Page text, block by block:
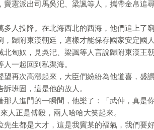
憲派出司馬吳汜、梁諷等人，攜帶金帛追
人投降。在北海西北的西海，他們追上了
歸附東漢朝廷，這樣才能保存國家安定國人
匈奴，見吳汜、梁諷等人言說歸附東漢王
一起回到私渠海。
再次高漲起來，大臣們紛紛為他道喜，盛讚
班固，這是他的故人。
人進門的一瞬間，他樂了：「武仲，真是你
人正是傅毅，兩人哈哈大笑起來。
生都是大才，這是我竇某的福氣，我們要